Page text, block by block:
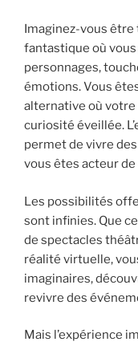
Imaginez-vous
fantastique où
personnages,
émotions. Vous
alternative où
curiosité éveillée.
permet de vivre
vous êtes acteur
Les possibilités
sont infinies. Que
de spectacles
réalité virtuelle,
imaginaires,
revivre des
Mais l’expérience